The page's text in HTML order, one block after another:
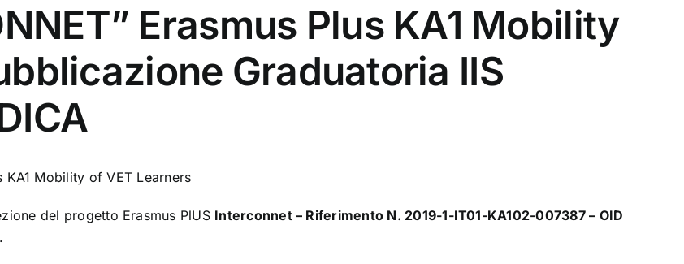
Erasmus Plus KA1 Mobility
Graduatoria IIS
KA1 Mobility of VET Learners
del progetto Erasmus PlUS Interconnet – Riferimento N. 2019-1-IT01-KA102-007387 – OID